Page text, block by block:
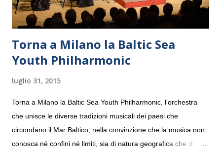
Torna a Milano la Baltic Sea
Youth Philharmonic
luglio 31, 2015
Torna a Milano la Baltic Sea Youth Philharmonic, l'orchestra
che unisce le diverse tradizioni musicali dei paesi che
circondano il Mar Baltico, nella convinzione che la musica non
conosca né confini né limiti, sia di natura geografica che di